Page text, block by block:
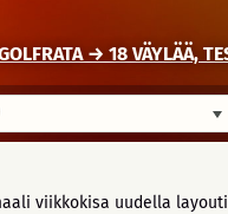
→ 18 VÄYLÄÄ,
viikkokisa uudella